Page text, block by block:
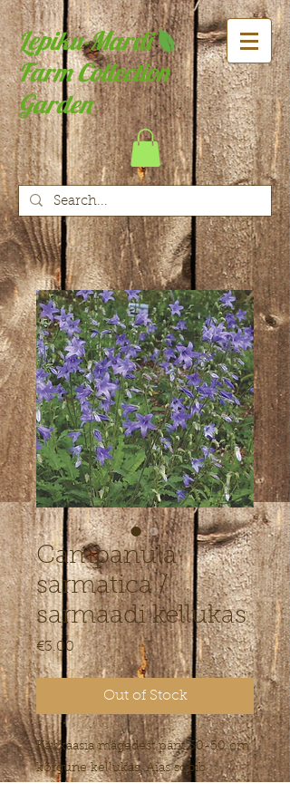
Lepiku-Mardi
Farm Collection
Garden
Campanula
sarmatica /
sarmaadi kellukas
€3.00Price
Out of Stock
Kaukaasia mägedest pärit 30-50 cm
kõrgune kellukas. Aias sobib